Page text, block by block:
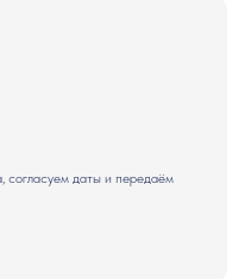
согласуем даты и передаём